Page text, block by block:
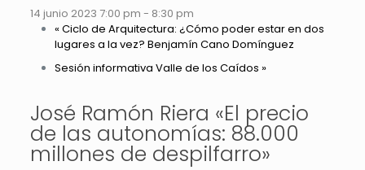
14 junio 2023 7:00 pm - 8:30 pm
« Ciclo de Arquitectura: ¿Cómo poder estar en dos
lugares a la vez? Benjamín Cano Domínguez
Sesión informativa Valle de los Caídos »
José Ramón Riera «El precio
de las autonomías: 88.000
millones de despilfarro»